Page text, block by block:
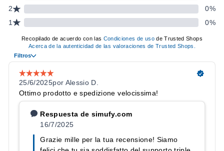
pantallas.
Ajuste preciso de ángulo, inclinación y posición.
Vista panorámica continua y sin distorsiones.
ESPECIFICACIONES TÉCNICAS
CARACTERÍSTICA DETALLE
Vario-Vesa (VESA 75/100)